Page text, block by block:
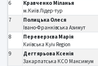
6
Кравченко Міланья
м.Київ Лідер-тур
7
Полицька Олеся
Івано-Франківська Азимут
8
Переверзєва Марія
Київська Kyiv Region
9
Дегтярьова Ксенія
Закарпатська КСО Максимум